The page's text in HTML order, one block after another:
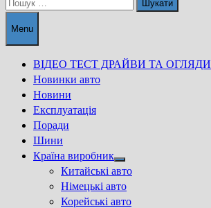
Menu
ВІДЕО ТЕСТ ДРАЙВИ ТА ОГЛЯДИ
Новинки авто
Новини
Експлуатація
Поради
Шини
Країна виробник
Show
sub
menu
Китайські авто
Німецькі авто
Корейські авто